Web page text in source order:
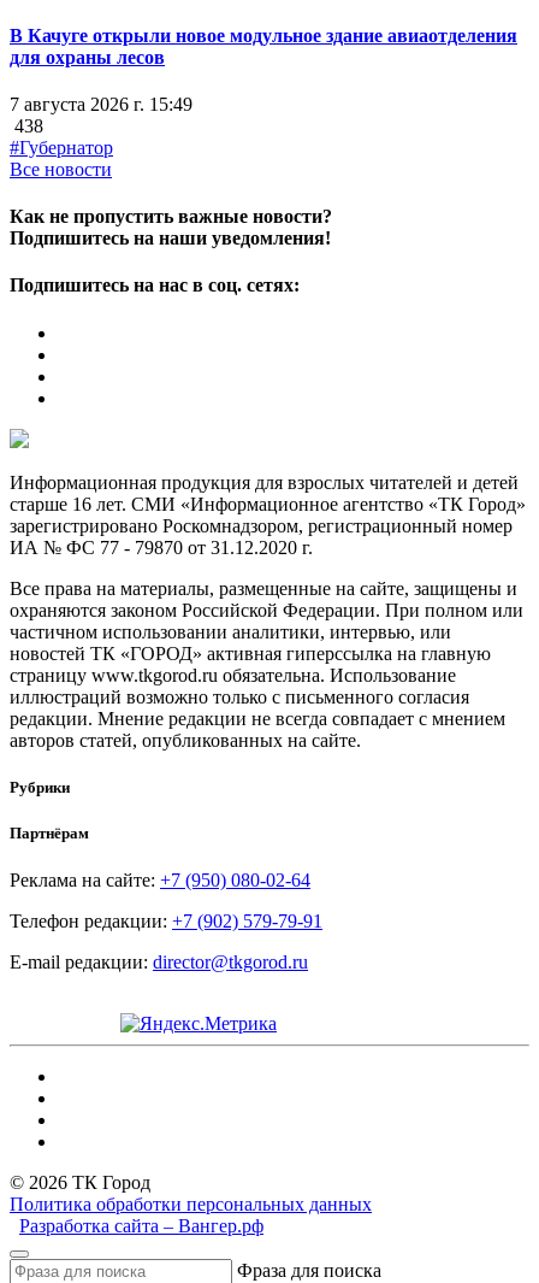
В Качуге открыли новое модульное здание авиаотделения
для охраны лесов
7 августа 2026 г. 15:49
438
#Губернатор
Все новости
Как не пропустить важные новости?
Подпишитесь на наши уведомления!
Подпишитесь на нас в соц. сетях:
Информационная продукция для взрослых читателей и детей
старше 16 лет. СМИ «Информационное агентство «ТК Город»
зарегистрировано Роскомнадзором, регистрационный номер
ИА № ФС 77 - 79870 от 31.12.2020 г.
Все права на материалы, размещенные на сайте, защищены и
охраняются законом Российской Федерации. При полном или
частичном использовании аналитики, интервью, или
новостей ТК «ГОРОД» активная гиперссылка на главную
страницу www.tkgorod.ru обязательна. Использование
иллюстраций возможно только с письменного согласия
редакции. Мнение редакции не всегда совпадает с мнением
авторов статей, опубликованных на сайте.
Рубрики
Партнёрам
Реклама на сайте: +7 (950) 080-02-64
Телефон редакции: +7 (902) 579-79-91
E-mail редакции: director@tkgorod.ru
© 2026 ТК Город
Политика обработки персональных данных
Разработка сайта – Вангер.рф
Фраза для поиска